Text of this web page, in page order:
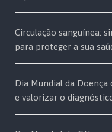
Circulação sanguínea:
para proteger a sua
Dia Mundial da Doença
e valorizar o